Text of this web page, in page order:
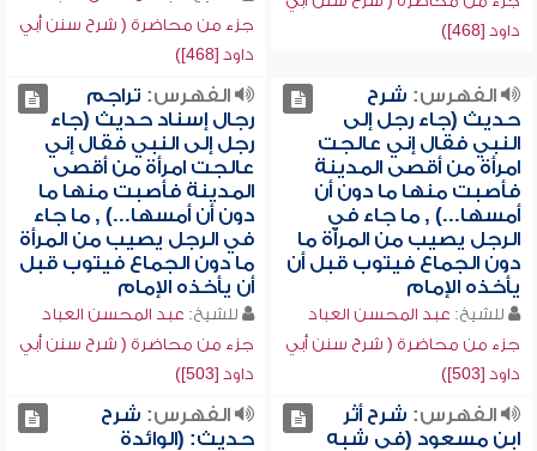
داود [468])
جزء من محاضرة ( شرح سنن أبي
داود [468])
الفهرس: شرح
حديث (جاء رجل إلى
النبي فقال إني عالجت
امرأة من أقصى المدينة
فأصبت منها ما دون أن
أمسها...) , ما جاء في
الرجل يصيب من المرأة ما
دون الجماع فيتوب قبل أن
يأخذه الإمام
للشيخ: عبد المحسن العباد
جزء من محاضرة ( شرح سنن أبي
داود [503])
الفهرس: تراجم
رجال إسناد حديث (جاء
رجل إلى النبي فقال إني
عالجت امرأة من أقصى
المدينة فأصبت منها ما
دون أن أمسها...) , ما جاء
في الرجل يصيب من المرأة
ما دون الجماع فيتوب قبل
أن يأخذه الإمام
للشيخ: عبد المحسن العباد
جزء من محاضرة ( شرح سنن أبي
داود [503])
الفهرس: شرح أثر
ابن مسعود (في شبه
الفهرس: شرح
حديث: (الوائدة